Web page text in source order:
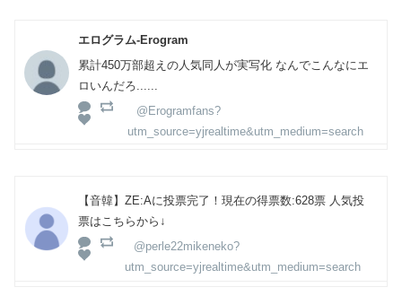
エログラム-Erogram
累計450万部超えの人気同人が実写化 なんでこんなにエ
ロいんだろ......
@Erogramfans?
utm_source=yjrealtime&utm_medium=search
【音韓】ZE:Aに投票完了！現在の得票数:628票 人気投
票はこちらから↓
@perle22mikeneko?
utm_source=yjrealtime&utm_medium=search